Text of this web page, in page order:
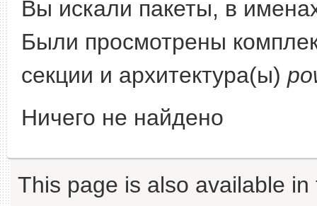
Вы искали пакеты, в
Были просмотрены
секции и архитектура(ы)
Ничего не найдено
This page is also available